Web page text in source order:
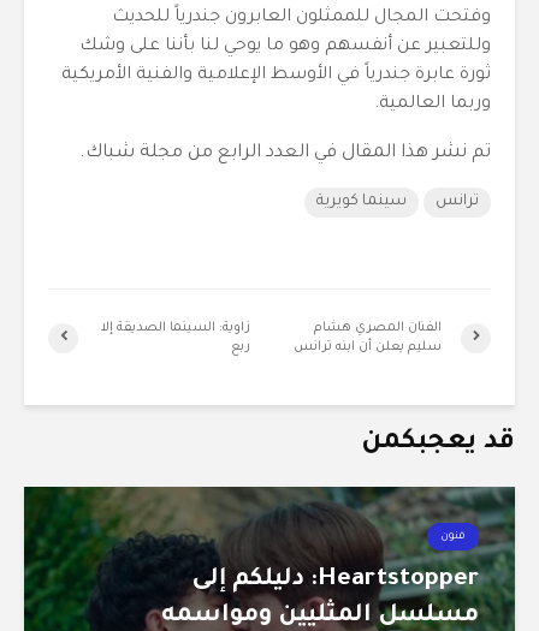
وفتحت المجال للممثلون العابرون جندرياً للحديث
وللتعبير عن أنفسهم وهو ما يوحي لنا بأننا على وشك
ثورة عابرة جندرياً في الأوسط الإعلامية والفنية الأمريكية
وربما العالمية.
تم نشر هذا المقال في العدد الرابع من مجلة شباك.
ترانس سينما كويرية
زاوية: السينما الصديقة إلا
ربع
الفنان المصري هشام
سليم يعلن أن ابنه ترانس
قد يعجبكمن
فنون
Heartstopper: دليلكم إلى
مسلسل المثليين ومواسمه